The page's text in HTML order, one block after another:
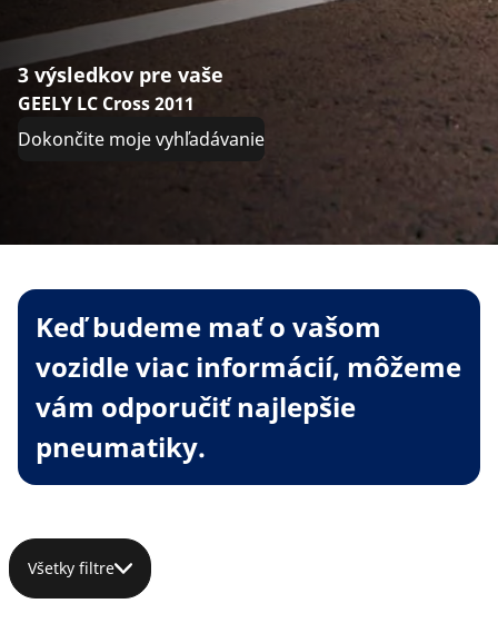
3 výsledkov pre vaše
GEELY LC Cross 2011
Dokončite moje vyhľadávanie
Keď budeme mať o vašom
vozidle viac informácií, môžeme
vám odporučiť najlepšie
pneumatiky.
Všetky filtre